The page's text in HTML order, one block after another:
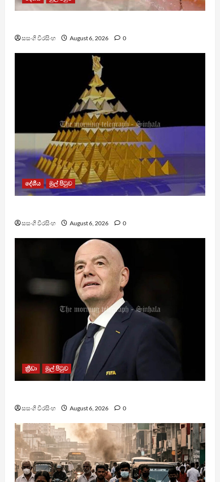
සසංගි වීරසිංහ August 6, 2026 0
දේශීය මුල් පිටුව
සසංගි වීරසිංහ August 6, 2026 0
ක්‍රීඩා මුල් පිටුව
සසංගි වීරසිංහ August 6, 2026 0